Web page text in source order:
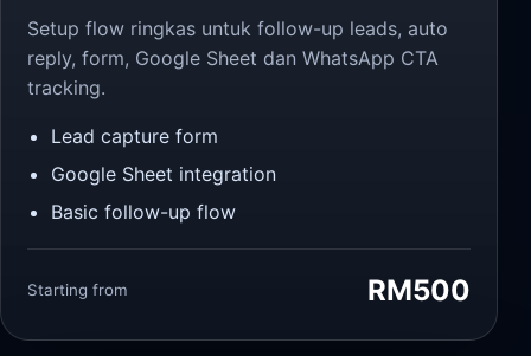
Setup flow ringkas untuk follow-up leads, auto
reply, form, Google Sheet dan WhatsApp CTA
tracking.
Lead capture form
Google Sheet integration
Basic follow-up flow
Starting from RM500